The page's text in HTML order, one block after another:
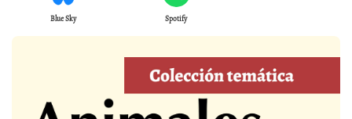
Blue Sky Spotify